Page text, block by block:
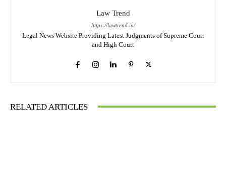
Law Trend
https://lawtrend.in/
Legal News Website Providing Latest Judgments of Supreme Court
and High Court
RELATED ARTICLES